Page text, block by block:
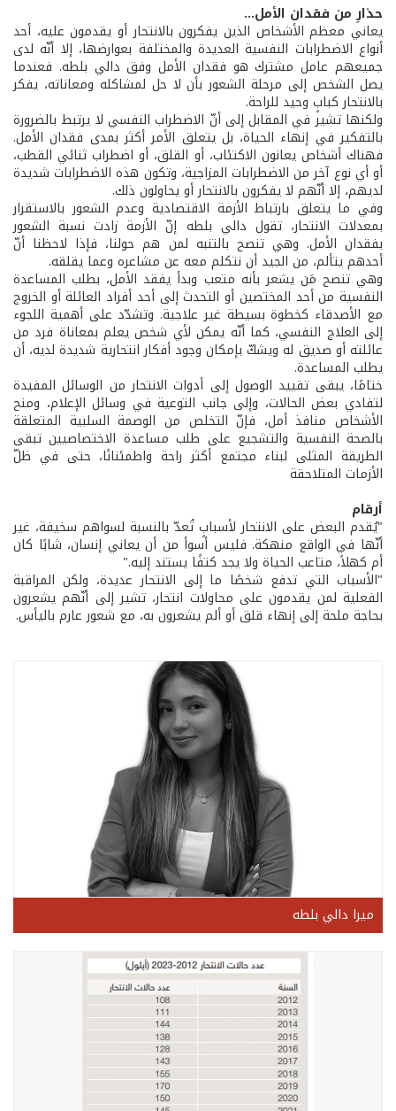
حذارِ من فقدان الأمل...
يعاني معظم الأشخاص الذين يفكرون بالانتحار أو يقدمون عليه، أحد
أنواع الاضطرابات النفسية العديدة والمختلفة بعوارضها، إلا أنّه لدى
جميعهم عامل مشترك هو فقدان الأمل وفق دالي بلطه. فعندما
يصل الشخص إلى مرحلة الشعور بأن لا حل لمشاكله ومعاناته، يفكر
بالانتحار كبابٍ وحيد للراحة.
ولكنها تشير في المقابل إلى أنّ الاضطراب النفسي لا يرتبط بالضرورة
بالتفكير في إنهاء الحياة، بل يتعلق الأمر أكثر بمدى فقدان الأمل.
فهناك أشخاص يعانون الاكتئاب، أو القلق، أو اضطراب ثنائي القطب،
أو أي نوع آخر من الاضطرابات المزاجية، وتكون هذه الاضطرابات شديدة
لديهم، إلا أنّهم لا يفكرون بالانتحار أو يحاولون ذلك.
وفي ما يتعلق بارتباط الأزمة الاقتصادية وعدم الشعور بالاستقرار
بمعدلات الانتحار، تقول دالي بلطه إنّ الأزمة زادت نسبة الشعور
بفقدان الأمل. وهي تنصح بالتنبه لمن هم حولنا، فإذا لاحظنا أنّ
أحدهم يتألم، من الجيد أن نتكلم معه عن مشاعره وعما يقلقه.
وهي تنصح مَن يشعر بأنه متعب وبدأ يفقد الأمل، بطلب المساعدة
النفسية من أحد المختصين أو التحدث إلى أحد أفراد العائلة أو الخروج
مع الأصدقاء كخطوة بسيطة غير علاجية. وتشدّد على أهمية اللجوء
إلى العلاج النفسي، كما أنّه يمكن لأي شخص يعلم بمعاناة فرد من
عائلته أو صديق له ويشكّ بإمكان وجود أفكار انتحارية شديدة لديه، أن
يطلب المساعدة.
ختامًا، يبقى تقييد الوصول إلى أدوات الانتحار من الوسائل المفيدة
لتفادي بعض الحالات، وإلى جانب التوعية في وسائل الإعلام، ومنح
الأشخاص منافذ أمل، فإنّ التخلص من الوصمة السلبية المتعلقة
بالصحة النفسية والتشجيع على طلب مساعدة الاختصاصيين تبقى
الطريقة المثلى لبناء مجتمع أكثر راحة واطمئنانًا، حتى في ظلّ
الأزمات المتلاحقة
أرقام
"يُقدم البعض على الانتحار لأسبابٍ تُعدّ بالنسبة لسواهم سخيفة، غير
أنّها في الواقع منهكة. فليس أسوأ من أن يعاني إنسان، شابًا كان
أم كهلاً، متاعب الحياة ولا يجد كتفًا يستند إليه."
"الأسباب التي تدفع شخصًا ما إلى الانتحار عديدة، ولكن المراقبة
الفعلية لمن يقدمون على محاولات انتحار، تشير إلى أنّهم يشعرون
بحاجة ملحة إلى إنهاء قلق أو ألم يشعرون به، مع شعور عارم باليأس.
ميرا دالي بلطه